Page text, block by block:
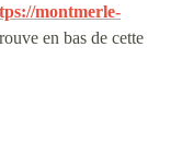
montmerle-
en bas de cette